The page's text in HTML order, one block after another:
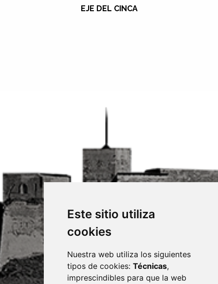
Este sitio utiliza
cookies
Nuestra web utiliza los siguientes
tipos de cookies: Técnicas,
imprescindibles para que la web
EJE DEL CINCA